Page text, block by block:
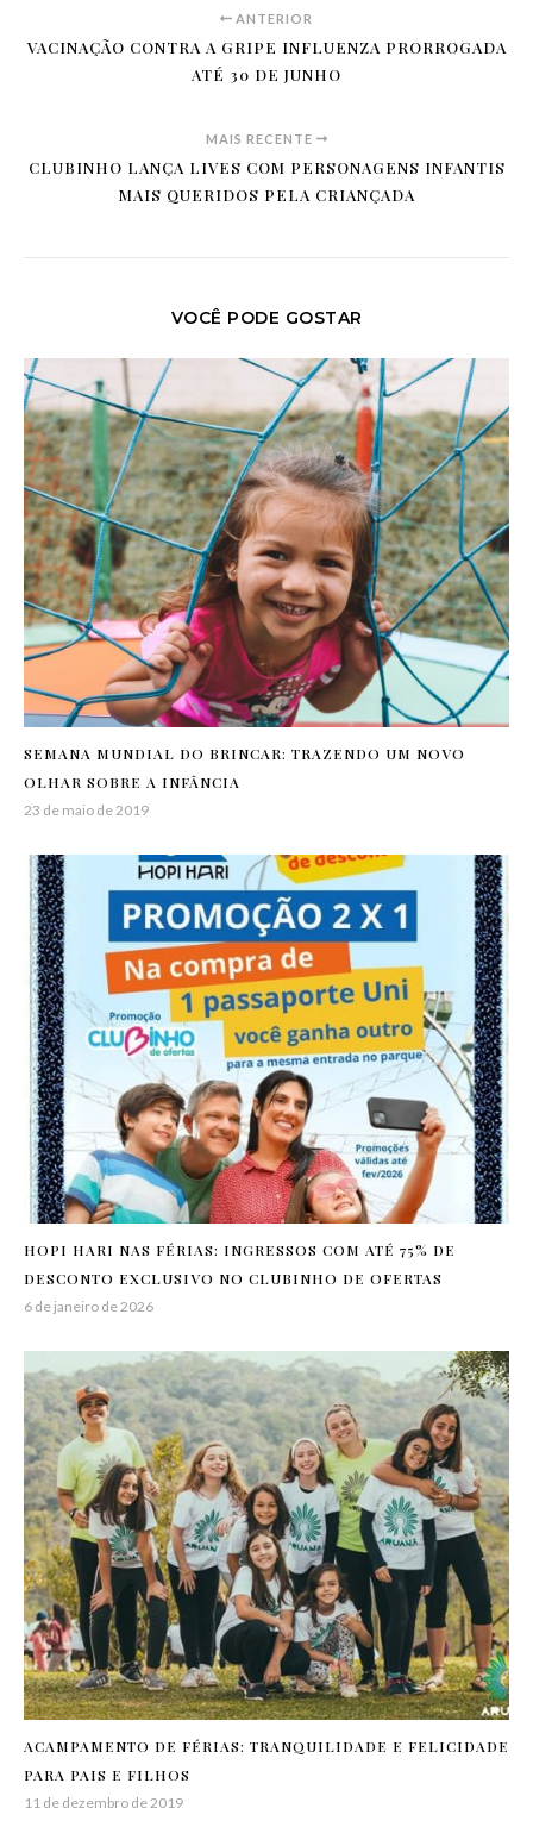
ANTERIOR
VACINAÇÃO CONTRA A GRIPE INFLUENZA PRORROGADA
ATÉ 30 DE JUNHO
MAIS RECENTE
CLUBINHO LANÇA LIVES COM PERSONAGENS INFANTIS
MAIS QUERIDOS PELA CRIANÇADA
VOCÊ PODE GOSTAR
SEMANA MUNDIAL DO BRINCAR: TRAZENDO UM NOVO
OLHAR SOBRE A INFÂNCIA
23 de maio de 2019
HOPI HARI NAS FÉRIAS: INGRESSOS COM ATÉ 75% DE
DESCONTO EXCLUSIVO NO CLUBINHO DE OFERTAS
6 de janeiro de 2026
ACAMPAMENTO DE FÉRIAS: TRANQUILIDADE E FELICIDADE
PARA PAIS E FILHOS
11 de dezembro de 2019